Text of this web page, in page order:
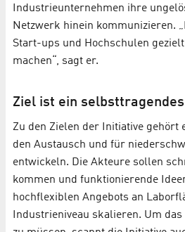
Industrieunternehmen ihre
Netzwerk hinein kommunizieren.
Start-ups und Hochschulen
machen“, sagt er.
Ziel ist ein
Zu den Zielen der Initiative gehört
den Austausch und für
entwickeln. Die Akteure sollen
kommen und funktionierende
hochflexiblen Angebots an
Industrieniveau skalieren. Um